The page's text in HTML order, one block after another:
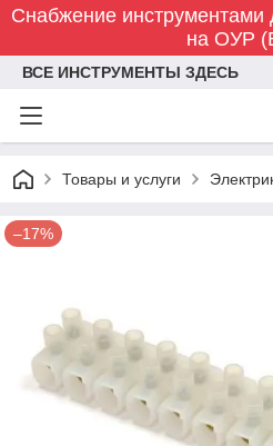
Снабжение инструментами
на ОУР
ВСЕ ИНСТРУМЕНТЫ ЗДЕСЬ
Товары и услуги
–17%